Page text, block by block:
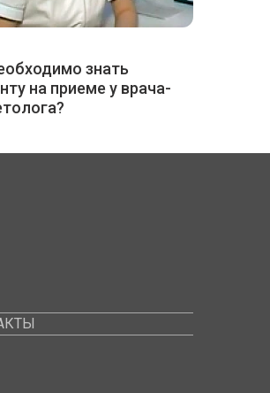
знать
на приеме у врача-